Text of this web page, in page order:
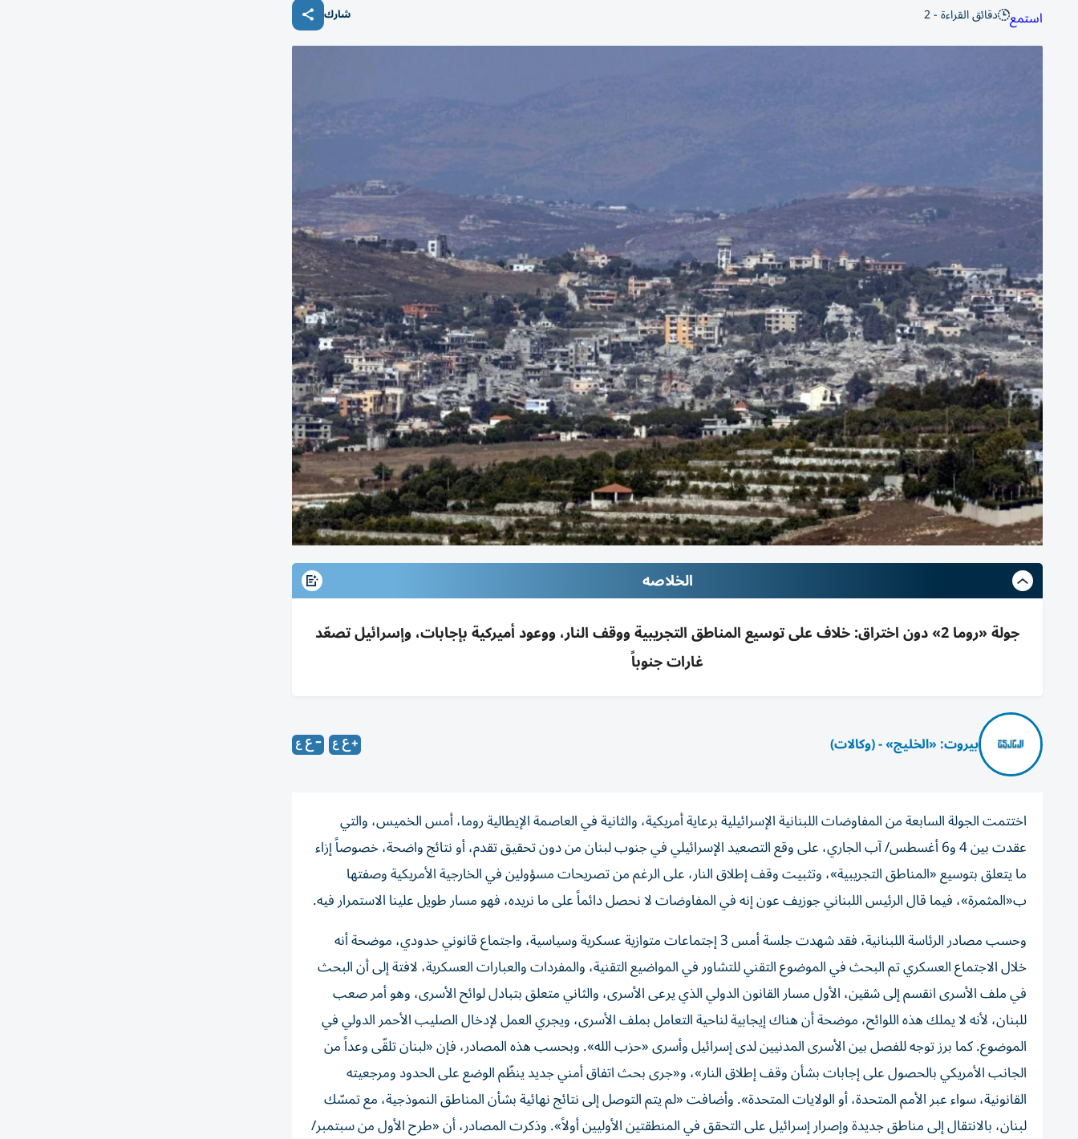
استمع دقائق القراءة - 2 شارك
الخلاصه
جولة «روما 2» دون اختراق: خلاف على توسيع المناطق التجريبية ووقف النار، ووعود أميركية بإجابات، وإسرائيل تصعّد
غارات جنوباً
بيروت: «الخليج» - (وكالات)
اختتمت الجولة السابعة من المفاوضات اللبنانية الإسرائيلية برعاية أمريكية، والثانية في العاصمة الإيطالية روما، أمس الخميس، والتي
عقدت بين 4 و6 أغسطس/ آب الجاري، على وقع التصعيد الإسرائيلي في جنوب لبنان من دون تحقيق تقدم، أو نتائج واضحة، خصوصاً إزاء
ما يتعلق بتوسيع «المناطق التجريبية»، وتثبيت وقف إطلاق النار، على الرغم من تصريحات مسؤولين في الخارجية الأمريكية وصفتها
ب«المثمرة»، فيما قال الرئيس اللبناني جوزيف عون إنه في المفاوضات لا نحصل دائماً على ما نريده، فهو مسار طويل علينا الاستمرار فيه.
وحسب مصادر الرئاسة اللبنانية، فقد شهدت جلسة أمس 3 إجتماعات متوازية عسكرية وسياسية، واجتماع قانوني حدودي، موضحة أنه
خلال الاجتماع العسكري تم البحث في الموضوع التقني للتشاور في المواضيع التقنية، والمفردات والعبارات العسكرية، لافتة إلى أن البحث
في ملف الأسرى انقسم إلى شقين، الأول مسار القانون الدولي الذي يرعى الأسرى، والثاني متعلق بتبادل لوائح الأسرى، وهو أمر صعب
للبنان، لأنه لا يملك هذه اللوائح، موضحة أن هناك إيجابية لناحية التعامل بملف الأسرى، ويجري العمل لإدخال الصليب الأحمر الدولي في
الموضوع. كما برز توجه للفصل بين الأسرى المدنيين لدى إسرائيل وأسرى «حزب الله». وبحسب هذه المصادر، فإن «لبنان تلقّى وعداً من
الجانب الأمريكي بالحصول على إجابات بشأن وقف إطلاق النار»، و«جرى بحث اتفاق أمني جديد ينظّم الوضع على الحدود ومرجعيته
القانونية، سواء عبر الأمم المتحدة، أو ​الولايات المتحدة​». وأضافت «لم يتم التوصل إلى نتائج نهائية بشأن المناطق النموذجية، مع تمسّك
لبنان، بالانتقال إلى مناطق جديدة وإصرار إسرائيل على التحقق في المنطقتين الأوليين أولاً». وذكرت المصادر، أن «طرح الأول من سبتمبر/